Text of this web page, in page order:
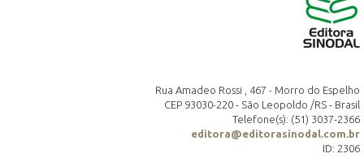
Rua Amadeo Rossi , 467 - Morro do Espelho
CEP 93030-220 - São Leopoldo /RS - Brasil
Telefone(s): (51) 3037-2366
editora@editorasinodal.com.br
ID: 2306